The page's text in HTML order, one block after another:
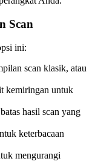
Scan
ini:
scan klasik, atau
kemiringan untuk
hasil scan yang
keterbacaan
mengurangi